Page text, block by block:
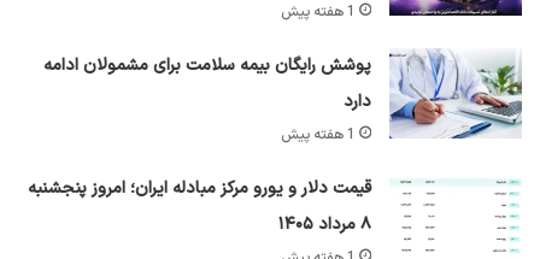
1 هفته پیش
پوشش رایگان بیمه سلامت برای مشمولان ادامه
دارد
1 هفته پیش
قیمت دلار و یورو مرکز مبادله ایران؛ امروز پنجشنبه
۸ مرداد ۱۴۰۵